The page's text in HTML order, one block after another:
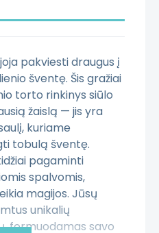
pakviesti draugus į
šventę. Šis gražiai
torto rinkinys siūlo
žaislą — jis yra
kuriame
tobulą šventę.
pagaminti
spalvomis,
magijos. Jūsų
unikalių
formuodamas savo